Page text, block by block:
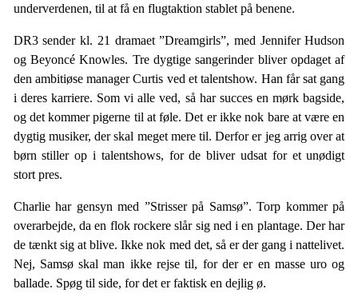
underverdenen, til at få en flugtaktion stablet på benene.
DR3 sender kl. 21 dramaet ”Dreamgirls”, med Jennifer Hudson
og Beyoncé Knowles. Tre dygtige sangerinder bliver opdaget af
den ambitiøse manager Curtis ved et talentshow. Han får sat gang
i deres karriere. Som vi alle ved, så har succes en mørk bagside,
og det kommer pigerne til at føle. Det er ikke nok bare at være en
dygtig musiker, der skal meget mere til. Derfor er jeg arrig over at
børn stiller op i talentshows, for de bliver udsat for et unødigt
stort pres.
Charlie har gensyn med ”Strisser på Samsø”. Torp kommer på
overarbejde, da en flok rockere slår sig ned i en plantage. Der har
de tænkt sig at blive. Ikke nok med det, så er der gang i nattelivet.
Nej, Samsø skal man ikke rejse til, for der er en masse uro og
ballade. Spøg til side, for det er faktisk en dejlig ø.